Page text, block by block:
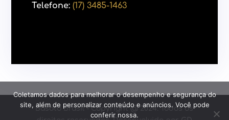
Telefone:(17) 3485-1463
Basoto Brasil - Copyright @ 2024. Todos os
Coletamos dados para melhorar o desempenho e segurança do
site, além de personalizar conteúdo e anúncios. Você pode
conferir nossa.